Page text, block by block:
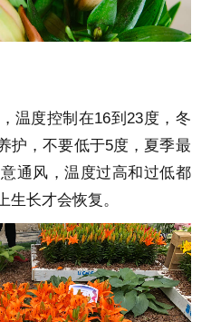
温度控制在16到23度，冬
护，不要低于5度，夏季最
通风，温度过高和过低都
生长才会恢复。